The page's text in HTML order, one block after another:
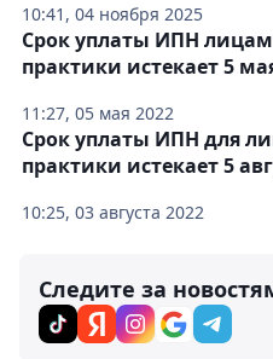
10:41, 04 ноября 2025
11:27, 05 мая 2022
Срок уплаты ИПН
практики истекает 5
10:25, 03 августа 2022
Срок уплаты ИПН для
практики истекает 5
Следите за